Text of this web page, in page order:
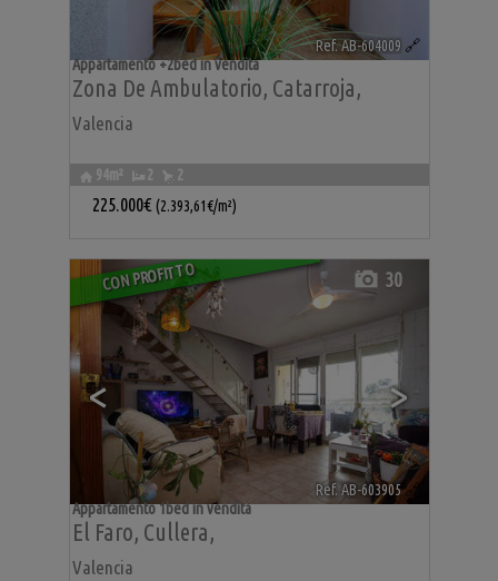
Ref. AB-604009 🔗
Zona De Ambulatorio, Catarroja,
Valencia
Appartamento +2bed in vendita
94m² 2 2
225.000€ (2.393,61€/m²)
CON PROFITTO
< >
30
Ref. AB-603905🔗
El Faro, Cullera,
Valencia
Appartamento 1bed in vendita